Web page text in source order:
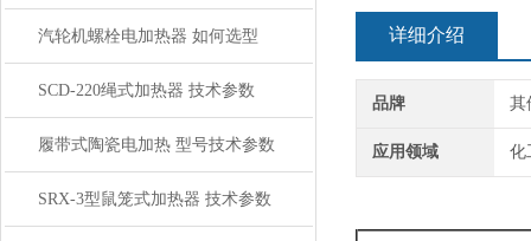
汽轮机螺栓电加热器 如何选型
SCD-220绳式加热器 技术参数
履带式陶瓷电加热 型号技术参数
SRX-3型鼠笼式加热器 技术参数
详细介绍
品牌 其
应用领域 化